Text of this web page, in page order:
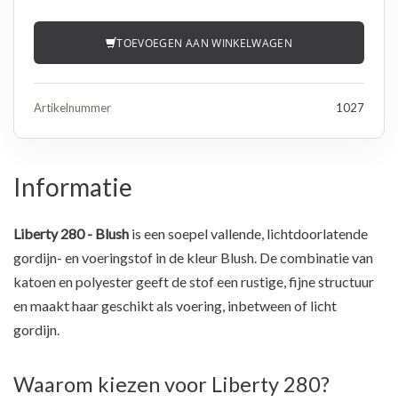
TOEVOEGEN AAN WINKELWAGEN
Artikelnummer 1027
Informatie
Liberty 280 - Blush is een soepel vallende, lichtdoorlatende
gordijn- en voeringstof in de kleur Blush. De combinatie van
katoen en polyester geeft de stof een rustige, fijne structuur
en maakt haar geschikt als voering, inbetween of licht
gordijn.
Waarom kiezen voor Liberty 280?